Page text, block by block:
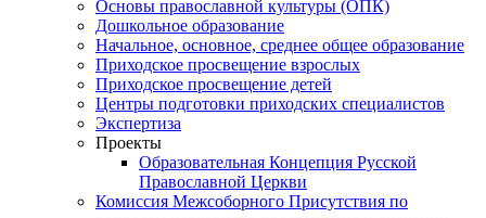
Основы православной культуры (ОПК)
Дошкольное образование
Начальное, основное, среднее общее образование
Приходское просвещение взрослых
Приходское просвещение детей
Центры подготовки приходских специалистов
Экспертиза
Проекты
Образовательная Концепция Русской
Православной Церкви
Комиссия Межсоборного Присутствия по